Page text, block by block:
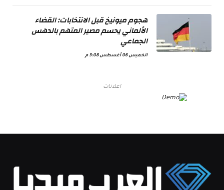
هجوم ميونيخ قبل الانتخابات: القضاء
الألماني يحسم مصير المتهم بالدهس
الجماعي
الخميس 06 أغسطس 3:08 م
اعلانات